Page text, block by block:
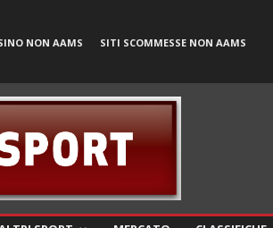
NON AAMS SITI SCOMMESSE NON AAMS